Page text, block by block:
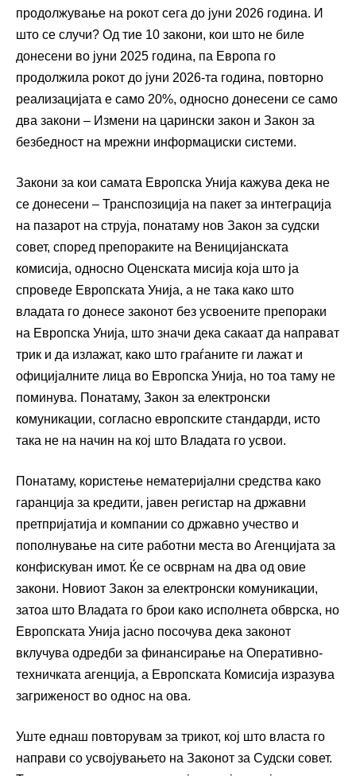
продолжување на рокот сега до јуни 2026 година. И
што се случи? Од тие 10 закони, кои што не биле
донесени во јуни 2025 година, па Европа го
продолжила рокот до јуни 2026-та година, повторно
реализацијата е само 20%, односно донесени се само
два закони – Измени на царински закон и Закон за
безбедност на мрежни информациски системи.
Закони за кои самата Европска Унија кажува дека не
се донесени – Транспозиција на пакет за интеграција
на пазарот на струја, понатаму нов Закон за судски
совет, според препораките на Веницијанската
комисија, односно Оценската мисија која што ја
спроведе Европската Унија, а не така како што
владата го донесе законот без усвоените препораки
на Европска Унија, што значи дека сакаат да направат
трик и да излажат, како што граѓаните ги лажат и
официјалните лица во Европска Унија, но тоа таму не
поминува. Понатаму, Закон за електронски
комуникации, согласно европските стандарди, исто
така не на начин на кој што Владата го усвои.
Понатаму, користење нематеријални средства како
гаранција за кредити, јавен регистар на државни
претпријатија и компании со државно учество и
пополнување на сите работни места во Агенцијата за
конфискуван имот. Ќе се осврнам на два од овие
закони. Новиот Закон за електронски комуникации,
затоа што Владата го брои како исполнета обврска, но
Европската Унија јасно посочува дека законот
вклучува одредби за финансирање на Оперативно-
техничката агенција, а Европската Комисија изразува
загриженост во однос на ова.
Уште еднаш повторувам за трикот, кој што власта го
направи со усвојувањето на Законот за Судски совет.